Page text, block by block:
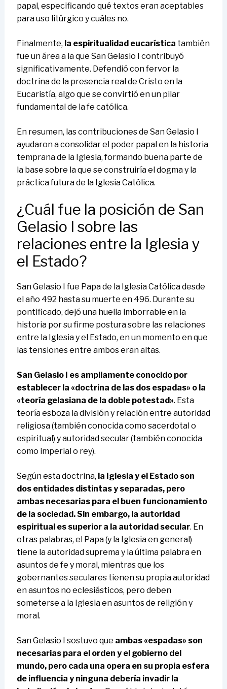
papal, especificando qué textos eran aceptables
para uso litúrgico y cuáles no.
Finalmente, la espiritualidad eucarística también
fue un área a la que San Gelasio I contribuyó
significativamente. Defendió con fervor la
doctrina de la presencia real de Cristo en la
Eucaristía, algo que se convirtió en un pilar
fundamental de la fe católica.
En resumen, las contribuciones de San Gelasio I
ayudaron a consolidar el poder papal en la historia
temprana de la Iglesia, formando buena parte de
la base sobre la que se construiría el dogma y la
práctica futura de la Iglesia Católica.
¿Cuál fue la posición de San
Gelasio I sobre las
relaciones entre la Iglesia y
el Estado?
San Gelasio I fue Papa de la Iglesia Católica desde
el año 492 hasta su muerte en 496. Durante su
pontificado, dejó una huella imborrable en la
historia por su firme postura sobre las relaciones
entre la Iglesia y el Estado, en un momento en que
las tensiones entre ambos eran altas.
San Gelasio I es ampliamente conocido por
establecer la «doctrina de las dos espadas» o la
«teoría gelasiana de la doble potestad». Esta
teoría esboza la división y relación entre autoridad
religiosa (también conocida como sacerdotal o
espiritual) y autoridad secular (también conocida
como imperial o rey).
Según esta doctrina, la Iglesia y el Estado son
dos entidades distintas y separadas, pero
ambas necesarias para el buen funcionamiento
de la sociedad. Sin embargo, la autoridad
espiritual es superior a la autoridad secular. En
otras palabras, el Papa (y la Iglesia en general)
tiene la autoridad suprema y la última palabra en
asuntos de fe y moral, mientras que los
gobernantes seculares tienen su propia autoridad
en asuntos no eclesiásticos, pero deben
someterse a la Iglesia en asuntos de religión y
moral.
San Gelasio I sostuvo que ambas «espadas» son
necesarias para el orden y el gobierno del
mundo, pero cada una opera en su propia esfera
de influencia y ninguna debería invadir la